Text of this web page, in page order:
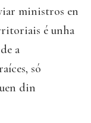
ministros en
é unha
a
só
din